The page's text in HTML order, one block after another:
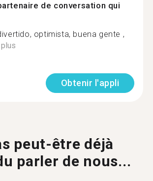
de conversation qui
optimista, buena gente ,
Obtenir l'appli
peut-être déjà
parler de nous...